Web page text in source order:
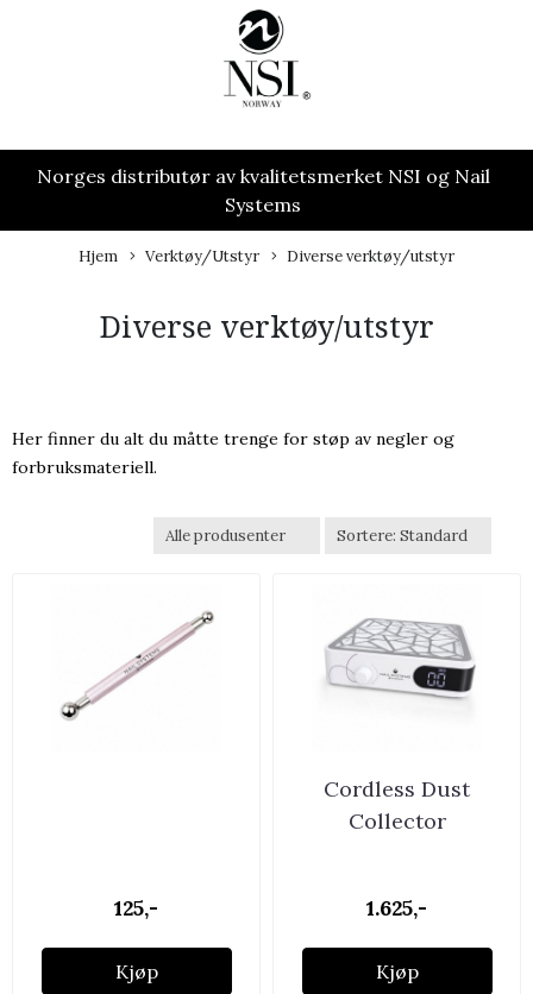
Norges distributør av kvalitetsmerket NSI og Nail
Systems
Hjem Verktøy/Utstyr Diverse verktøy/utstyr
Diverse verktøy/utstyr
Her finner du alt du måtte trenge for støp av negler og
forbruksmateriell.
125,-
Kjøp
Cordless Dust
Collector
1.625,-
Kjøp